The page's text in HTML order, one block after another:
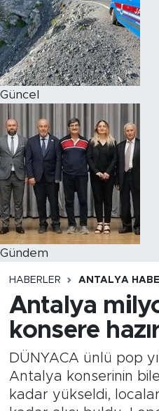
Güncel
Gündem
HABERLER ANTALYA
Antalya
konsere
DÜNYACA ünlü pop
Antalya konserinin
kadar yükseldi,
Magazin
Özel Haber
Politika
Resmi İlanlar
Sağlık
Spor
Turizm